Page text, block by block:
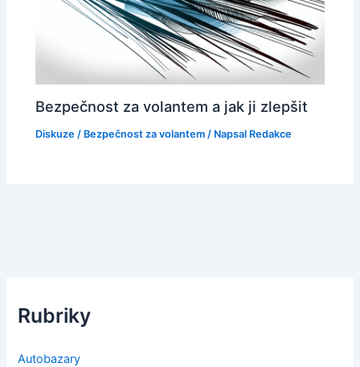
Bezpečnost za volantem a jak ji zlepšit
Diskuze / Bezpečnost za volantem / Napsal Redakce
Rubriky
Autobazary